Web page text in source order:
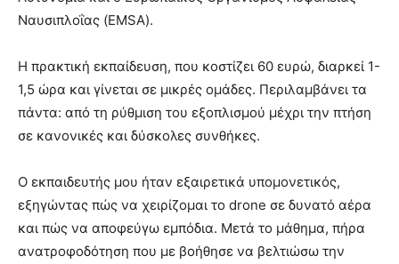
Ναυσιπλοΐας (EMSA).
Η πρακτική εκπαίδευση, που κοστίζει 60 ευρώ, διαρκεί 1-
1,5 ώρα και γίνεται σε μικρές ομάδες. Περιλαμβάνει τα
πάντα: από τη ρύθμιση του εξοπλισμού μέχρι την πτήση
σε κανονικές και δύσκολες συνθήκες.
Ο εκπαιδευτής μου ήταν εξαιρετικά υπομονετικός,
εξηγώντας πώς να χειρίζομαι το drone σε δυνατό αέρα
και πώς να αποφεύγω εμπόδια. Μετά το μάθημα, πήρα
ανατροφοδότηση που με βοήθησε να βελτιώσω την